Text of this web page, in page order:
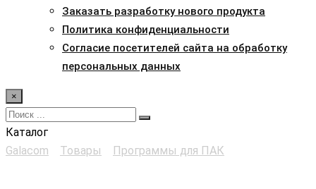
Заказать разработку нового продукта
Политика конфиденциальности
Согласие посетителей сайта на обработку
персональных данных
×
Каталог
Galacom
Товары Программы для ПАК